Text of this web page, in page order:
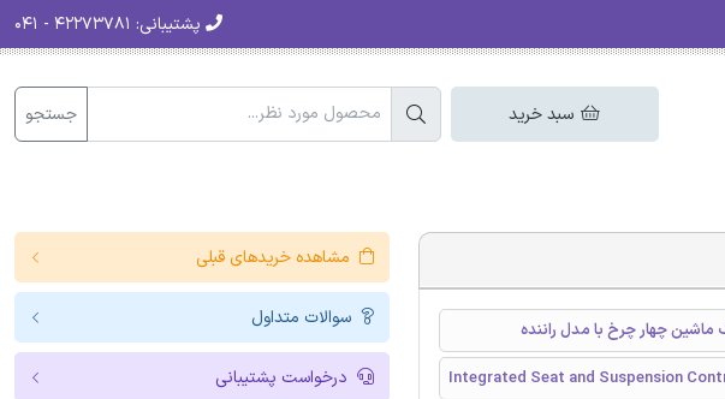
پشتیبانی:
سبد خرید جستجو
چهار چرخ با مدل راننده
Integrated Seat and Suspension
مشاهده خریدهای قبلی
سوالات متداول
درخواست پشتیبانی